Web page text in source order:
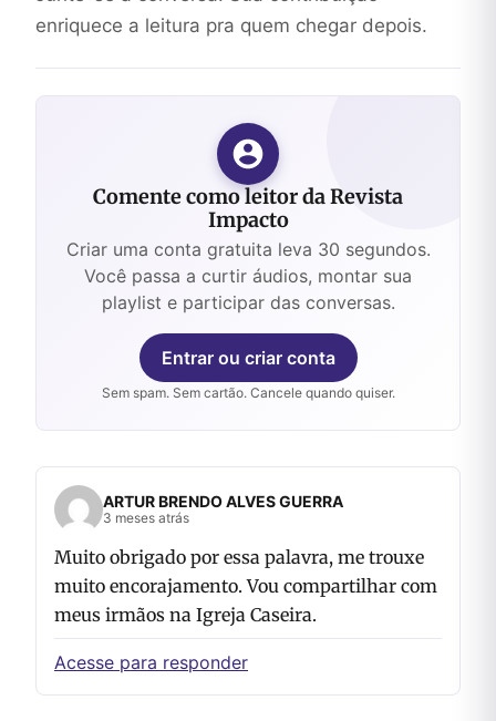
enriquece a leitura pra quem chegar depois.
Comente como leitor da Revista
Impacto
Criar uma conta gratuita leva 30 segundos.
Você passa a curtir áudios, montar sua
playlist e participar das conversas.
Entrar ou criar conta
Sem spam. Sem cartão. Cancele quando quiser.
ARTUR BRENDO ALVES GUERRA
3 meses atrás
Muito obrigado por essa palavra, me trouxe
muito encorajamento. Vou compartilhar com
meus irmãos na Igreja Caseira.
Acesse para responder